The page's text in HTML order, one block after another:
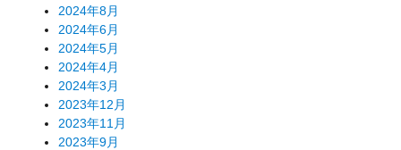
2024年8月
2024年6月
2024年5月
2024年4月
2024年3月
2023年12月
2023年11月
2023年9月